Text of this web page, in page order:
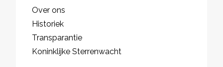
Over ons
Historiek
Transparantie
Koninklijke Sterrenwacht